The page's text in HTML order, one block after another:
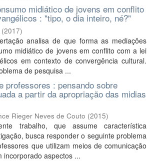
midiático de jovens em conflito
: "tipo, o dia inteiro, né?"
(2017)
analisa de que forma as mediações
midiático de jovens em conflito com a lei
em contexto de convergência cultural.
de pesquisa ...
professores : pensando sobre
a partir da apropriação das midias
Rieger Neves de Couto (2015)
trabalho, que assume característica
busca responder o seguinte problema
que utilizam meios de comunicação
incorporado aspectos ...